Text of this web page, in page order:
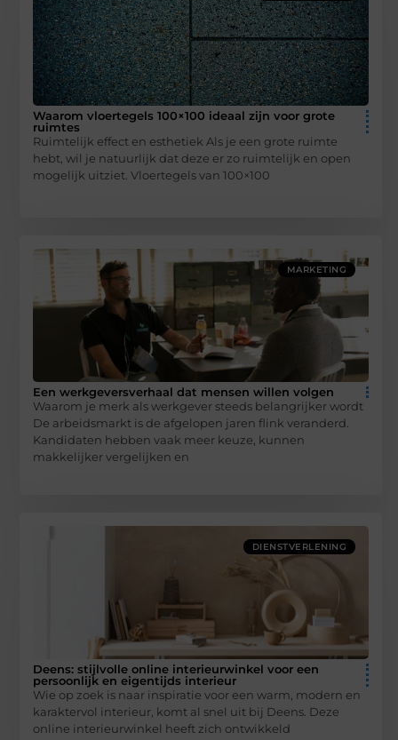
Waarom vloertegels 100×100 ideaal zijn voor grote
ruimtes
Ruimtelijk effect en esthetiek Als je een grote ruimte
hebt, wil je natuurlijk dat deze er zo ruimtelijk en open
mogelijk uitziet. Vloertegels van 100×100
MARKETING
Een werkgeversverhaal dat mensen willen volgen
Waarom je merk als werkgever steeds belangrijker wordt
De arbeidsmarkt is de afgelopen jaren flink veranderd.
Kandidaten hebben vaak meer keuze, kunnen
makkelijker vergelijken en
DIENSTVERLENING
Deens: stijlvolle online interieurwinkel voor een
persoonlijk en eigentijds interieur
Wie op zoek is naar inspiratie voor een warm, modern en
karaktervol interieur, komt al snel uit bij Deens. Deze
online interieurwinkel heeft zich ontwikkeld